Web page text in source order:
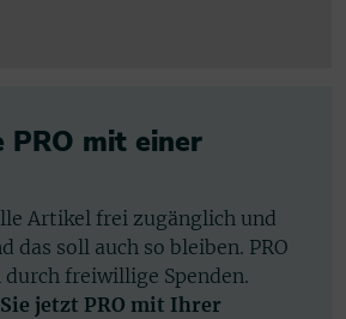
PRO mit einer
Artikel frei zugänglich und
das soll auch so bleiben. PRO
freiwillige Spenden.
jetzt PRO mit Ihrer